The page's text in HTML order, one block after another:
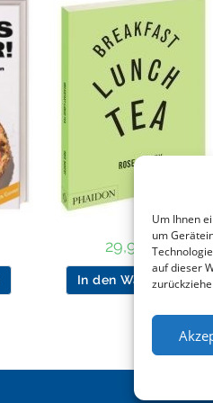
Um Ihnen
um
auf dieser
29,95 €
In den Warenkorb